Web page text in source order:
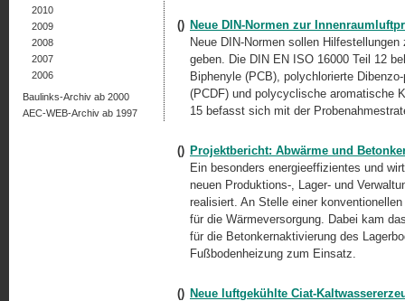
() Neue DIN-Normen zur
Neue DIN-Normen sollen
geben. Die DIN EN ISO 16000 Teil 12
Biphenyle (PCB), polychlorierte
(PCDF) und polycyclische aromatische
15 befasst sich mit der
() Projektbericht: Abwärme und
Ein besonders energieeffizientes und
neuen Produktions-, Lager- und
realisiert. An Stelle einer
für die Wärmeversorgung. Dabei kam
für die Betonkernaktivierung des
Fußbodenheizung zum Einsatz.
() Neue luftgekühlte Ciat-
2010
2009
2008
2007
2006
Baulinks-Archiv ab 2000
AEC-WEB-Archiv ab 1997